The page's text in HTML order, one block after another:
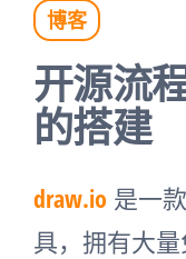
博客
开源流
的搭建
draw.io 是一
具，拥有大